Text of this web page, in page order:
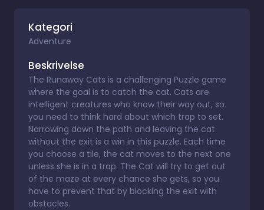
Kategori
Adventure
Beskrivelse
The Runaway Cats is a challenging Puzzle game
where the goal is to catch the cat. Cats are
intelligent creatures who know their way out, so
you need to think hard about which trap to set.
Narrowing down the path and leaving the cat
without the exit is a win in this puzzle. Each time
you choose a tile, the cat moves to the next one
unless she is in a trap. The Cat will try to get out
of the maze at every chance she gets, so you
have to prevent that by blocking the exit with
obstacles.